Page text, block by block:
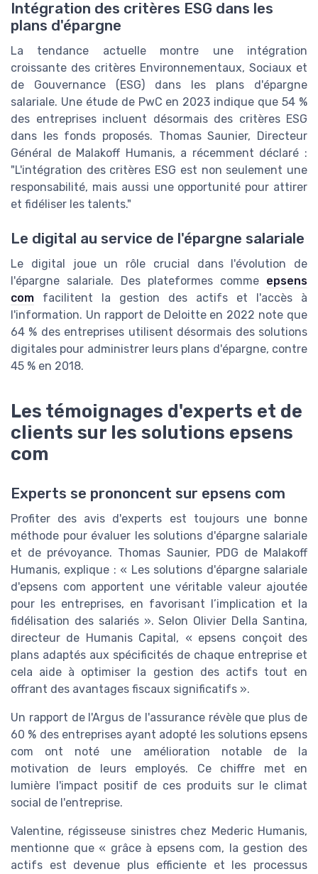
Intégration des critères ESG dans les
plans d'épargne
La tendance actuelle montre une intégration
croissante des critères Environnementaux, Sociaux et
de Gouvernance (ESG) dans les plans d'épargne
salariale. Une étude de PwC en 2023 indique que 54 %
des entreprises incluent désormais des critères ESG
dans les fonds proposés. Thomas Saunier, Directeur
Général de Malakoff Humanis, a récemment déclaré :
"L'intégration des critères ESG est non seulement une
responsabilité, mais aussi une opportunité pour attirer
et fidéliser les talents."
Le digital au service de l'épargne salariale
Le digital joue un rôle crucial dans l'évolution de
l'épargne salariale. Des plateformes comme epsens
com facilitent la gestion des actifs et l'accès à
l'information. Un rapport de Deloitte en 2022 note que
64 % des entreprises utilisent désormais des solutions
digitales pour administrer leurs plans d'épargne, contre
45 % en 2018.
Les témoignages d'experts et de
clients sur les solutions epsens
com
Experts se prononcent sur epsens com
Profiter des avis d'experts est toujours une bonne
méthode pour évaluer les solutions d'épargne salariale
et de prévoyance. Thomas Saunier, PDG de Malakoff
Humanis, explique : « Les solutions d'épargne salariale
d'epsens com apportent une véritable valeur ajoutée
pour les entreprises, en favorisant l’implication et la
fidélisation des salariés ». Selon Olivier Della Santina,
directeur de Humanis Capital, « epsens conçoit des
plans adaptés aux spécificités de chaque entreprise et
cela aide à optimiser la gestion des actifs tout en
offrant des avantages fiscaux significatifs ».
Un rapport de l'Argus de l'assurance révèle que plus de
60 % des entreprises ayant adopté les solutions epsens
com ont noté une amélioration notable de la
motivation de leurs employés. Ce chiffre met en
lumière l'impact positif de ces produits sur le climat
social de l'entreprise.
Valentine, régisseuse sinistres chez Mederic Humanis,
mentionne que « grâce à epsens com, la gestion des
actifs est devenue plus efficiente et les processus